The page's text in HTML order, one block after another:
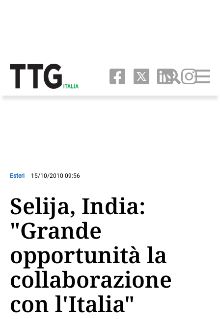
Esteri 15/10/2010 09:56
Selija, India:
"Grande
opportunità la
collaborazione
con l'Italia"